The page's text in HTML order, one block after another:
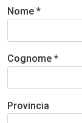
Nome *
Cognome *
Provincia